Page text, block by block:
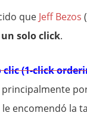
que Jeff Bezos
solo click.
(1-click
le encomendó la